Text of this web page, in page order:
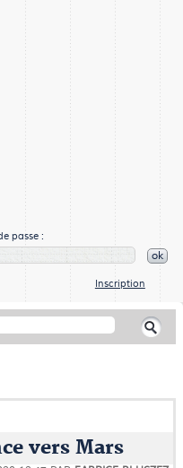
passe :
ok
Inscription
vers Mars